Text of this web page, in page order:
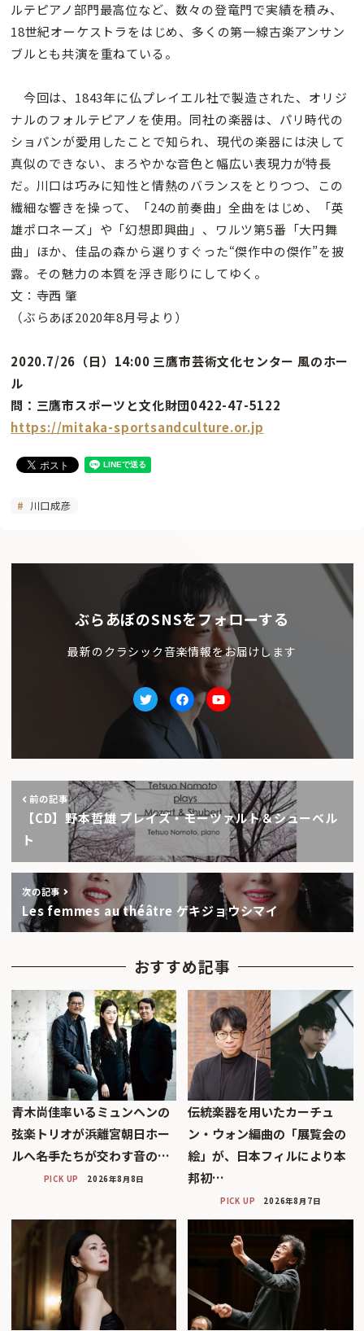
ルテピアノ部門最高位など、数々の登竜門で実績を積み、
18世紀オーケストラをはじめ、多くの第一線古楽アンサン
ブルとも共演を重ねている。
今回は、1843年に仏プレイエル社で製造された、オリジ
ナルのフォルテピアノを使用。同社の楽器は、パリ時代の
ショパンが愛用したことで知られ、現代の楽器には決して
真似のできない、まろやかな音色と幅広い表現力が特長
だ。川口は巧みに知性と情熱のバランスをとりつつ、この
繊細な響きを操って、「24の前奏曲」全曲をはじめ、「英
雄ポロネーズ」や「幻想即興曲」、ワルツ第5番「大円舞
曲」ほか、佳品の森から選りすぐった“傑作中の傑作”を披
露。その魅力の本質を浮き彫りにしてゆく。
文：寺西 肇
（ぶらあぼ2020年8月号より）
2020.7/26（日）14:00 三鷹市芸術文化センター 風のホー
ル
問：三鷹市スポーツと文化財団0422-47-5122
https://mitaka-sportsandculture.or.jp
川口成彦
ぶらあぼのSNSをフォローする
最新のクラシック音楽情報をお届けします
TwitterfacebookYoutube
前の記事
【CD】野本哲雄 プレイズ・モーツァルト＆シューベル
ト
次の記事
Les femmes au théâtre ゲキジョウシマイ
おすすめ記事
青木尚佳率いるミュンヘンの
弦楽トリオが浜離宮朝日ホー
ルへ――名手たちが交わす音の…
PICK UP 2026年8月8日
伝統楽器を用いたカーチュ
ン・ウォン編曲の「展覧会の
絵」が、日本フィルにより本
邦初…
PICK UP 2026年8月7日